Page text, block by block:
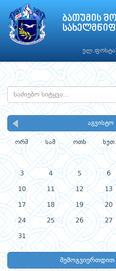
ბათუმის
ელ.ფოსტა
აგვისტო
ორშ სამ ოთხ ხუთ
3 4 5 6
10 11 12 13
17 18 19 20
24 25 26 27
31
შემოგვიერთდით